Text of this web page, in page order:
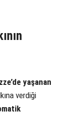
yaşanan
verdiği